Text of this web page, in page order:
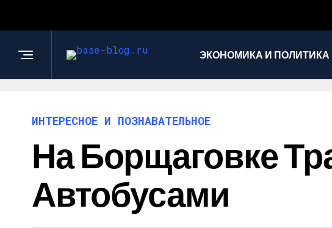
ЭКОНОМИКА И ПОЛИТИКА
ИНТЕРЕСНОЕ И ПОЗНАВАТЕЛЬНОЕ
На Борщаговке
Автобусами